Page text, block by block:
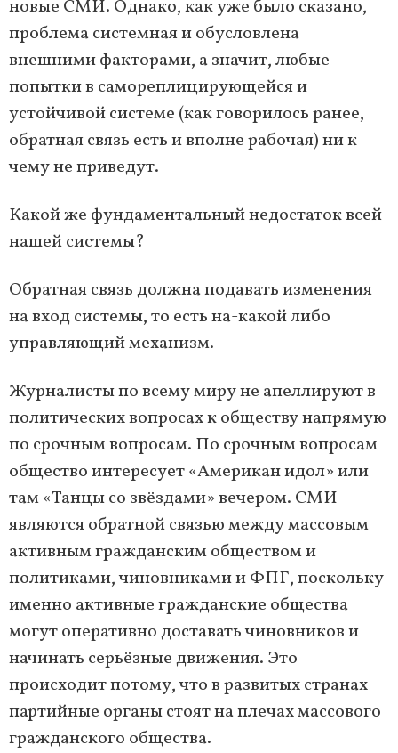
новые СМИ. Однако, как уже было сказано,
проблема системная и обусловлена
внешними факторами, а значит, любые
попытки в самореплицирующейся и
устойчивой системе (как говорилось ранее,
обратная связь есть и вполне рабочая) ни к
чему не приведут.
Какой же фундаментальный недостаток всей
нашей системы?
Обратная связь должна подавать изменения
на вход системы, то есть на-какой либо
управляющий механизм.
Журналисты по всему миру не апеллируют в
политических вопросах к обществу напрямую
по срочным вопросам. По срочным вопросам
общество интересует «Американ идол» или
там «Танцы со звёздами» вечером. СМИ
являются обратной связью между массовым
активным гражданским обществом и
политиками, чиновниками и ФПГ, поскольку
именно активные гражданские общества
могут оперативно доставать чиновников и
начинать серьёзные движения. Это
происходит потому, что в развитых странах
партийные органы стоят на плечах массового
гражданского общества.